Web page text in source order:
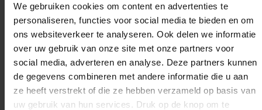
We gebruiken cookies om content en advertenties te
personaliseren, functies voor social media te bieden en om
ons websiteverkeer te analyseren. Ook delen we informatie
over uw gebruik van onze site met onze partners voor
social media, adverteren en analyse. Deze partners kunnen
de gegevens combineren met andere informatie die u aan
ze heeft verstrekt of die ze hebben verzameld op basis van
uw gebruik van hun services. Druk op de knop om te
27.100 mm
Liggerlengte:
2.700 mm
Aantal niveaus:
5